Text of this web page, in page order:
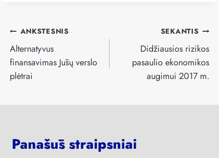
Navigacija
tarp
įrašų
ANKSTESNIS
Alternatyvus
finansavimas Jūsų verslo
plėtrai
SEKANTIS
Didžiausios rizikos
pasaulio ekonomikos
augimui 2017 m.
Panašūs straipsniai